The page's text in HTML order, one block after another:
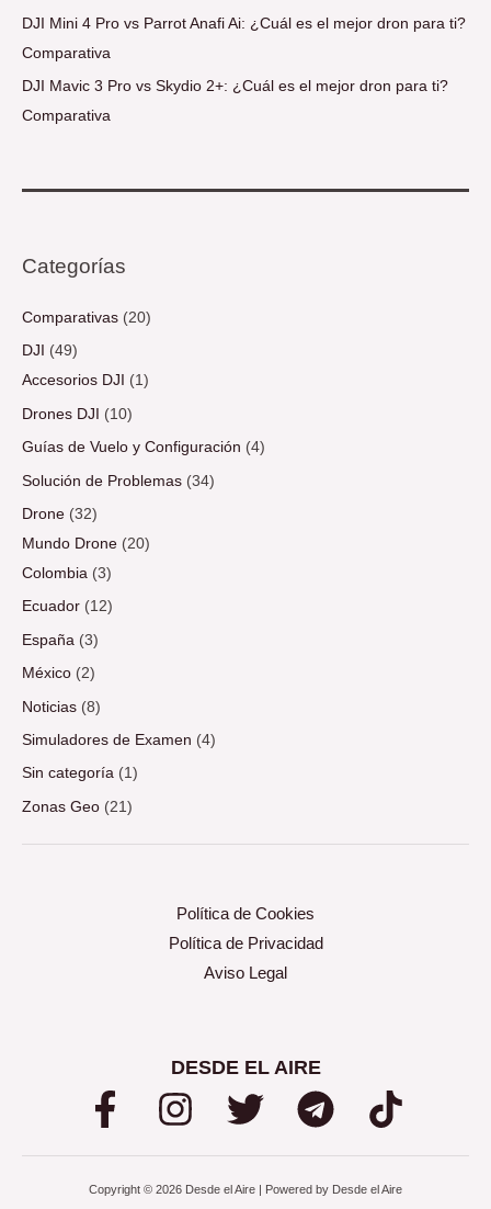
DJI Mini 4 Pro vs Parrot Anafi Ai: ¿Cuál es el mejor dron para ti?
Comparativa
DJI Mavic 3 Pro vs Skydio 2+: ¿Cuál es el mejor dron para ti?
Comparativa
Categorías
Comparativas (20)
DJI
(49)
Accesorios DJI
(1)
Drones DJI (10)
Guías de Vuelo y Configuración (4)
Solución de Problemas (34)
Drone (32)
Mundo Drone (20)
Colombia (3)
Ecuador (12)
España (3)
México (2)
Noticias (8)
Simuladores de Examen (4)
Sin categoría (1)
Zonas Geo (21)
Política de Cookies
Política de Privacidad
Aviso Legal
DESDE EL AIRE
Copyright © 2026 Desde el Aire | Powered by Desde el Aire